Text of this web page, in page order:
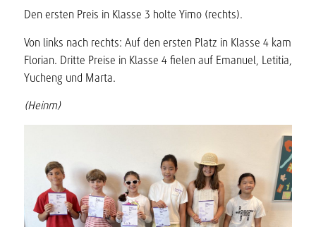
Den ersten Preis in Klasse 3 holte Yimo (rechts).
Von links nach rechts: Auf den ersten Platz in Klasse 4 kam
Florian. Dritte Preise in Klasse 4 fielen auf Emanuel, Letitia,
Yucheng und Marta.
(Heinm)